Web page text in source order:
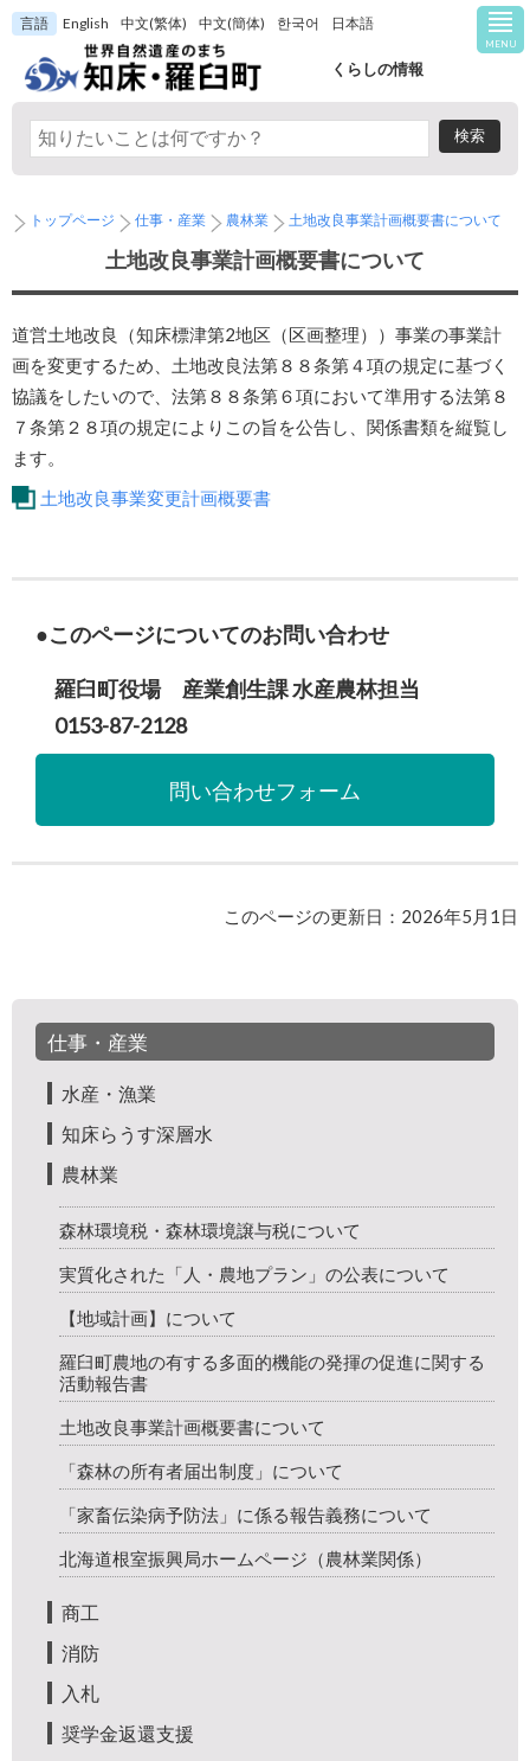
言語 English 中文(繁体) 中文(簡体) 한국어 日本語
くらしの情報
トップページ 仕事・産業 農林業 土地改良事業計画概要書について
土地改良事業計画概要書について
仕事・産業
水産・漁業
知床らうす深層水
農林業
森林環境税・森林環境譲与税について
実質化された「人・農地プラン」の公表について
【地域計画】について
羅臼町農地の有する多面的機能の発揮の促進に関する
活動報告書
土地改良事業計画概要書について
「森林の所有者届出制度」について
「家畜伝染病予防法」に係る報告義務について
北海道根室振興局ホームページ（農林業関係）
商工
消防
入札
奨学金返還支援
道営土地改良（知床標津第2地区（区画整理））事業の事業計
画を変更するため、土地改良法第８８条第４項の規定に基づく
協議をしたいので、法第８８条第６項において準用する法第８
７条第２８項の規定によりこの旨を公告し、関係書類を縦覧し
ます。
土地改良事業変更計画概要書
このページについてのお問い合わせ
羅臼町役場 産業創生課 水産農林担当
0153-87-2128
問い合わせフォーム
このページの更新日：2026年5月1日
MENU